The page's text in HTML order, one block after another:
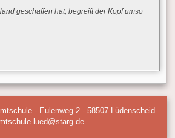
geschaffen hat, begreift der Kopf umso
- Eulenweg 2 - 58507 Lüdenscheid
lued@starg.de